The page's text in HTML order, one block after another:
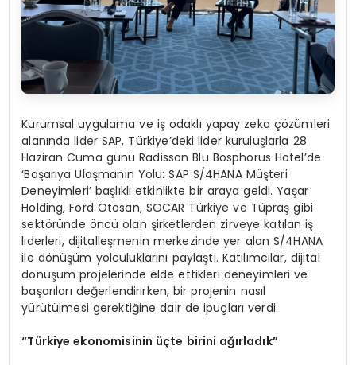
Kurumsal uygulama ve iş odaklı yapay zeka çözümleri
alanında lider SAP, Türkiye’deki lider kuruluşlarla 28
Haziran Cuma günü Radisson Blu Bosphorus Hotel’de
‘Başarıya Ulaşmanın Yolu: SAP S/4HANA Müşteri
Deneyimleri’ başlıklı etkinlikte bir araya geldi. Yaşar
Holding, Ford Otosan, SOCAR Türkiye ve Tüpraş gibi
sektöründe öncü olan şirketlerden zirveye katılan iş
liderleri, dijitalleşmenin merkezinde yer alan S/4HANA
ile dönüşüm yolculuklarını paylaştı. Katılımcılar, dijital
dönüşüm projelerinde elde ettikleri deneyimleri ve
başarıları değerlendirirken, bir projenin nasıl
yürütülmesi gerektiğine dair de ipuçları verdi.
“Türkiye ekonomisinin üçte birini ağırladık”